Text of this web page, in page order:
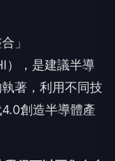
」
），是建議半導
著，利用不同技
創造半導體產